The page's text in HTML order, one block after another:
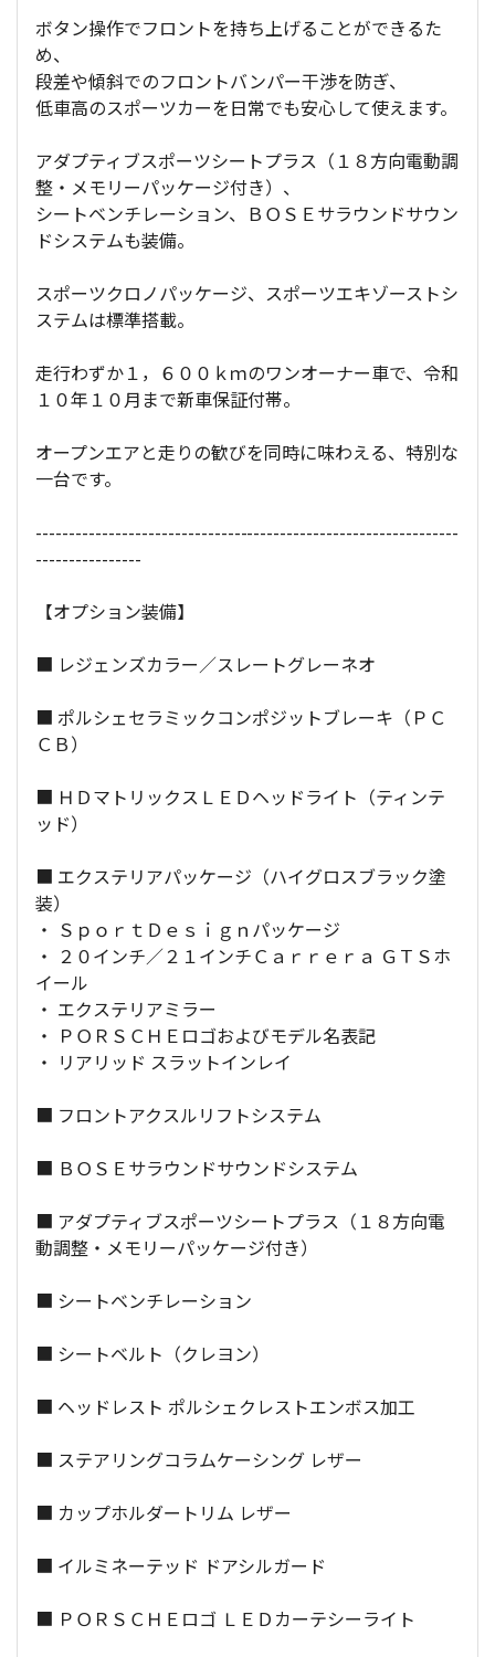
ボタン操作でフロントを持ち上げることができるた
め、
段差や傾斜でのフロントバンパー干渉を防ぎ、
低車高のスポーツカーを日常でも安心して使えます。
アダプティブスポーツシートプラス（１８方向電動調
整・メモリーパッケージ付き）、
シートベンチレーション、ＢＯＳＥサラウンドサウン
ドシステムも装備。
スポーツクロノパッケージ、スポーツエキゾーストシ
ステムは標準搭載。
走行わずか１，６００ｋｍのワンオーナー車で、令和
１０年１０月まで新車保証付帯。
オープンエアと走りの歓びを同時に味わえる、特別な
一台です。
----------------------------------------------------------------
----------------
【オプション装備】
■ レジェンズカラー／スレートグレーネオ
■ ポルシェセラミックコンポジットブレーキ（ＰＣ
ＣＢ）
■ ＨＤマトリックスＬＥＤヘッドライト（ティンテ
ッド）
■ エクステリアパッケージ（ハイグロスブラック塗
装）
・ ＳｐｏｒｔＤｅｓｉｇｎパッケージ
・ ２０インチ／２１インチＣａｒｒｅｒａ ＧＴＳホ
イール
・ エクステリアミラー
・ ＰＯＲＳＣＨＥロゴおよびモデル名表記
・ リアリッド スラットインレイ
■ フロントアクスルリフトシステム
■ ＢＯＳＥサラウンドサウンドシステム
■ アダプティブスポーツシートプラス（１８方向電
動調整・メモリーパッケージ付き）
■ シートベンチレーション
■ シートベルト（クレヨン）
■ ヘッドレスト ポルシェクレストエンボス加工
■ ステアリングコラムケーシング レザー
■ カップホルダートリム レザー
■ イルミネーテッド ドアシルガード
■ ＰＯＲＳＣＨＥロゴ ＬＥＤカーテシーライト